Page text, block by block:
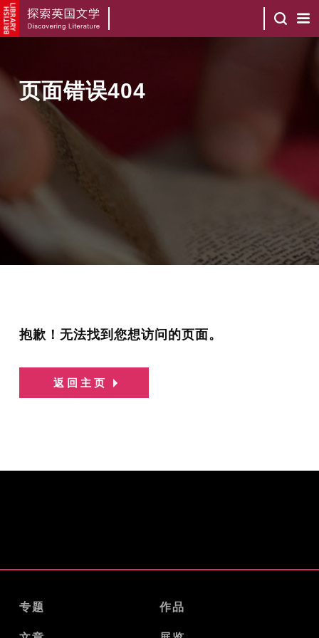
页面错误404
抱歉！无法找到您想访问的页面。
返回主页
专题 作品